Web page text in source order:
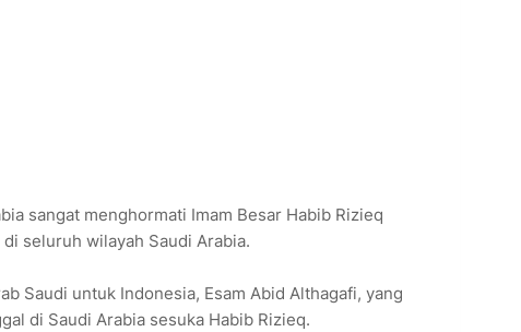
sangat menghormati Imam Besar Habib Rizieq
seluruh wilayah Saudi Arabia.
Saudi untuk Indonesia, Esam Abid Althagafi, yang
di Saudi Arabia sesuka Habib Rizieq.